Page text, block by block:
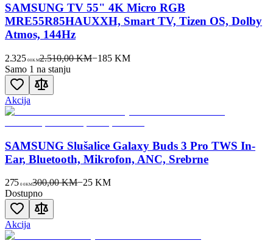
SAMSUNG TV 55" 4K Micro RGB
MRE55R85HAUXXH, Smart TV, Tizen OS, Dolby
Atmos, 144Hz
2.325 00KM2.510,00 KM−185KM
Samo 1 na stanju
Akcija
SAMSUNG Slušalice Galaxy Buds 3 Pro TWS In-
Ear, Bluetooth, Mikrofon, ANC, Srebrne
275 00KM300,00 KM−25 KM
Dostupno
Akcija